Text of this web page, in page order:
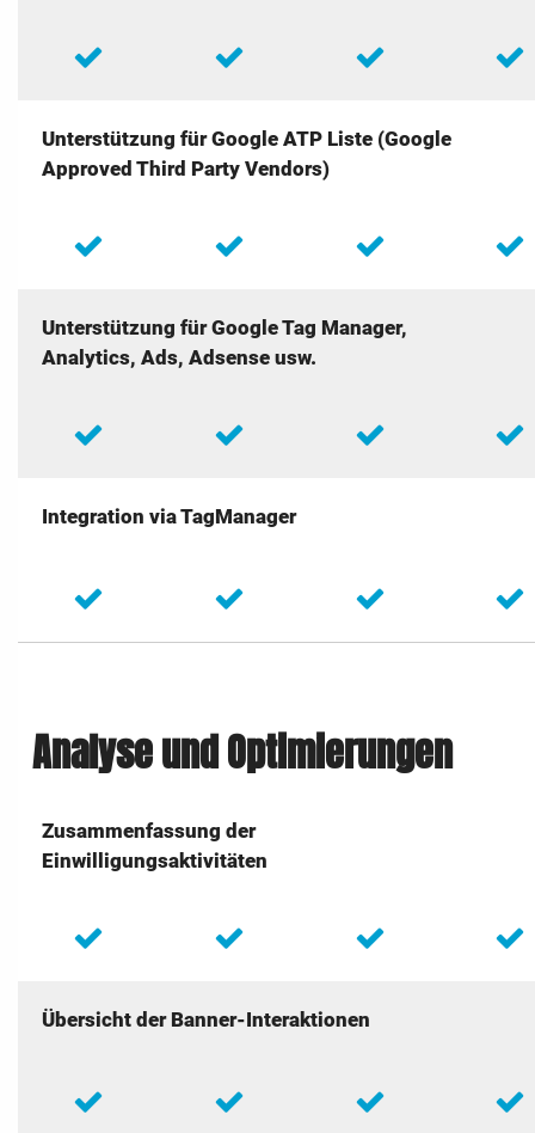
Unterstützung für Google ATP Liste (Google
Approved Third Party Vendors)
Unterstützung für Google Tag Manager,
Analytics, Ads, Adsense usw.
Integration via TagManager
Analyse und Optimierungen
Zusammenfassung der
Einwilligungsaktivitäten
Übersicht der Banner-Interaktionen